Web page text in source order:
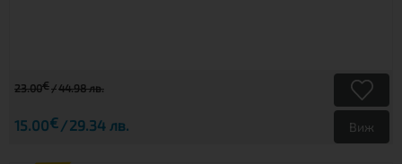
23.00€ 44.98 лв.
15.00€ 29.34 лв. Виж